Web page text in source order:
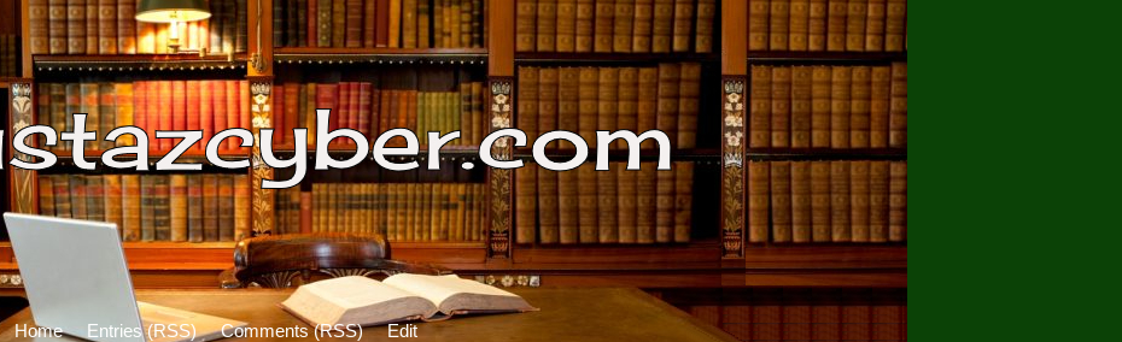
Home Entries (RSS) Comments (RSS) Edit